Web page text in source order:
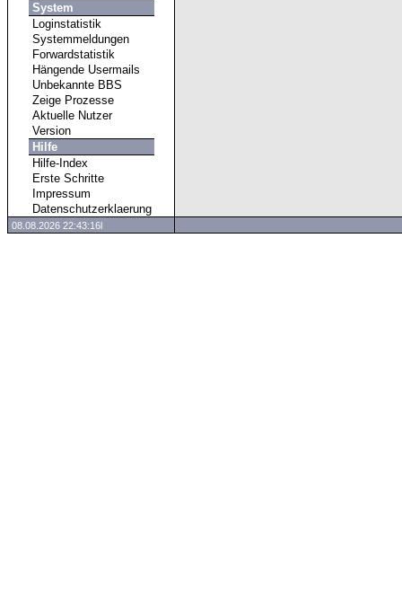
System
Loginstatistik
Systemmeldungen
Forwardstatistik
Hängende Usermails
Unbekannte BBS
Zeige Prozesse
Aktuelle Nutzer
Version
Hilfe
Hilfe-Index
Erste Schritte
Impressum
Datenschutzerklaerung
08.08.2026 22:43:16l